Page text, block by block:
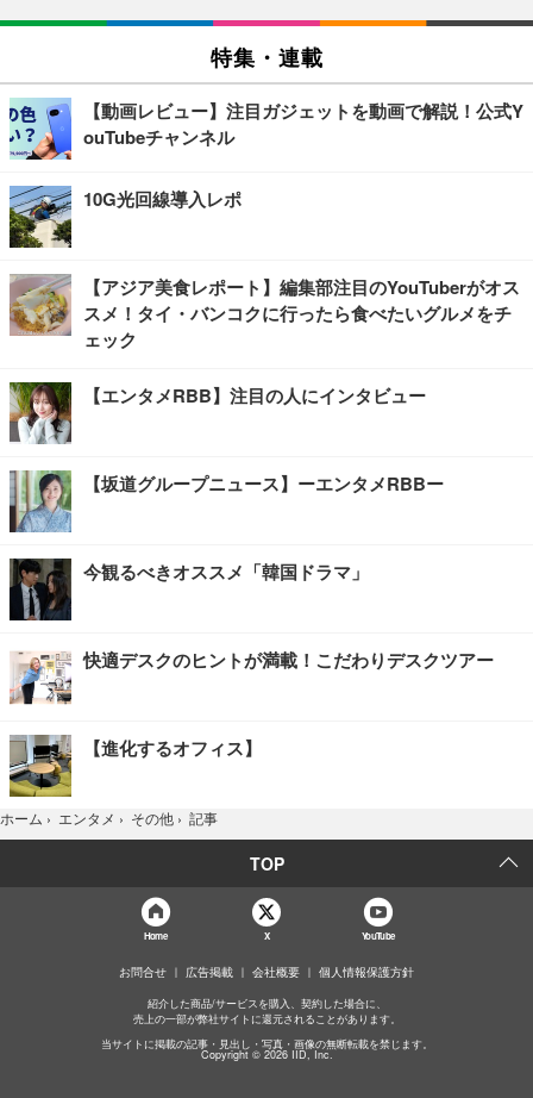
特集・連載
【動画レビュー】注目ガジェットを動画で解説！公式Y
ouTubeチャンネル
10G光回線導入レポ
【アジア美食レポート】編集部注目のYouTuberがオス
スメ！タイ・バンコクに行ったら食べたいグルメをチ
ェック
【エンタメRBB】注目の人にインタビュー
【坂道グループニュース】ーエンタメRBBー
今観るべきオススメ「韓国ドラマ」
快適デスクのヒントが満載！こだわりデスクツアー
【進化するオフィス】
ホーム › エンタメ › その他 › 記事
TOP
Home X YouTube
お問合せ 広告掲載 会社概要 個人情報保護方針
紹介した商品/サービスを購入、契約した場合に、
売上の一部が弊社サイトに還元されることがあります。
当サイトに掲載の記事・見出し・写真・画像の無断転載を禁じます。
Copyright © 2026 IID, Inc.